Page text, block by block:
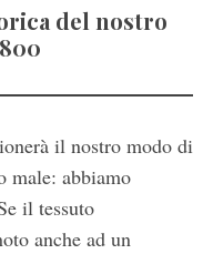
del nostro
il nostro modo di
male: abbiamo
il tessuto
anche ad un